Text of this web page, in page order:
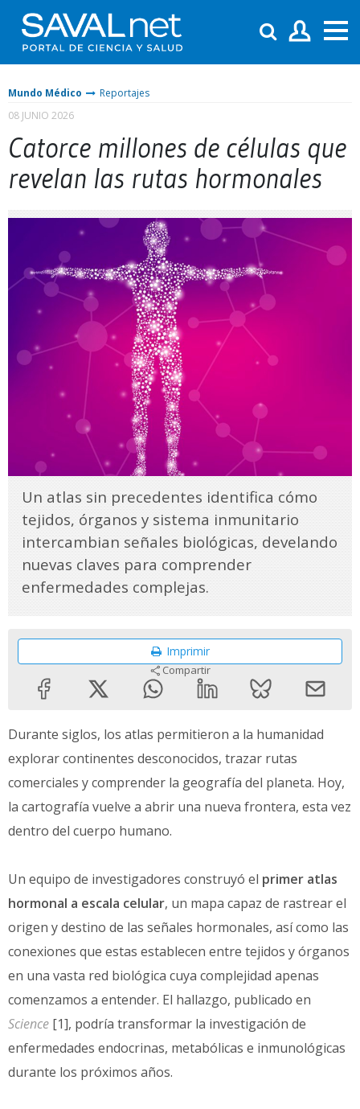
Mundo Médico
Reportajes
08 JUNIO 2026
Catorce millones de células que
revelan las rutas hormonales
Un atlas sin precedentes identifica cómo
tejidos, órganos y sistema inmunitario
intercambian señales biológicas, develando
nuevas claves para comprender
enfermedades complejas.
Imprimir
Compartir
Durante siglos, los atlas permitieron a la humanidad
explorar continentes desconocidos, trazar rutas
comerciales y comprender la geografía del planeta. Hoy,
la cartografía vuelve a abrir una nueva frontera, esta vez
dentro del cuerpo humano.
Un equipo de investigadores construyó el primer atlas
hormonal a escala celular, un mapa capaz de rastrear el
origen y destino de las señales hormonales, así como las
conexiones que estas establecen entre tejidos y órganos
en una vasta red biológica cuya complejidad apenas
comenzamos a entender. El hallazgo, publicado en
Science [1], podría transformar la investigación de
enfermedades endocrinas, metabólicas e inmunológicas
durante los próximos años.